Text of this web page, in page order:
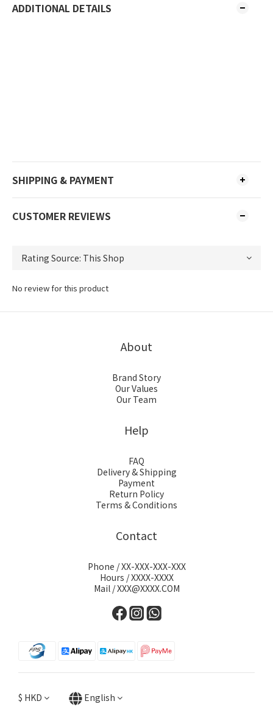
ADDITIONAL DETAILS
SHIPPING & PAYMENT
CUSTOMER REVIEWS
No review for this product
About
Brand Story
Our Values
Our Team
Help
FAQ
Delivery & Shipping
Payment
Return Policy
Terms & Conditions
Contact
Phone / XX-XXX-XXX-XXX
Hours / XXXX-XXXX
Mail / XXX@XXXX.COM
$ HKD English